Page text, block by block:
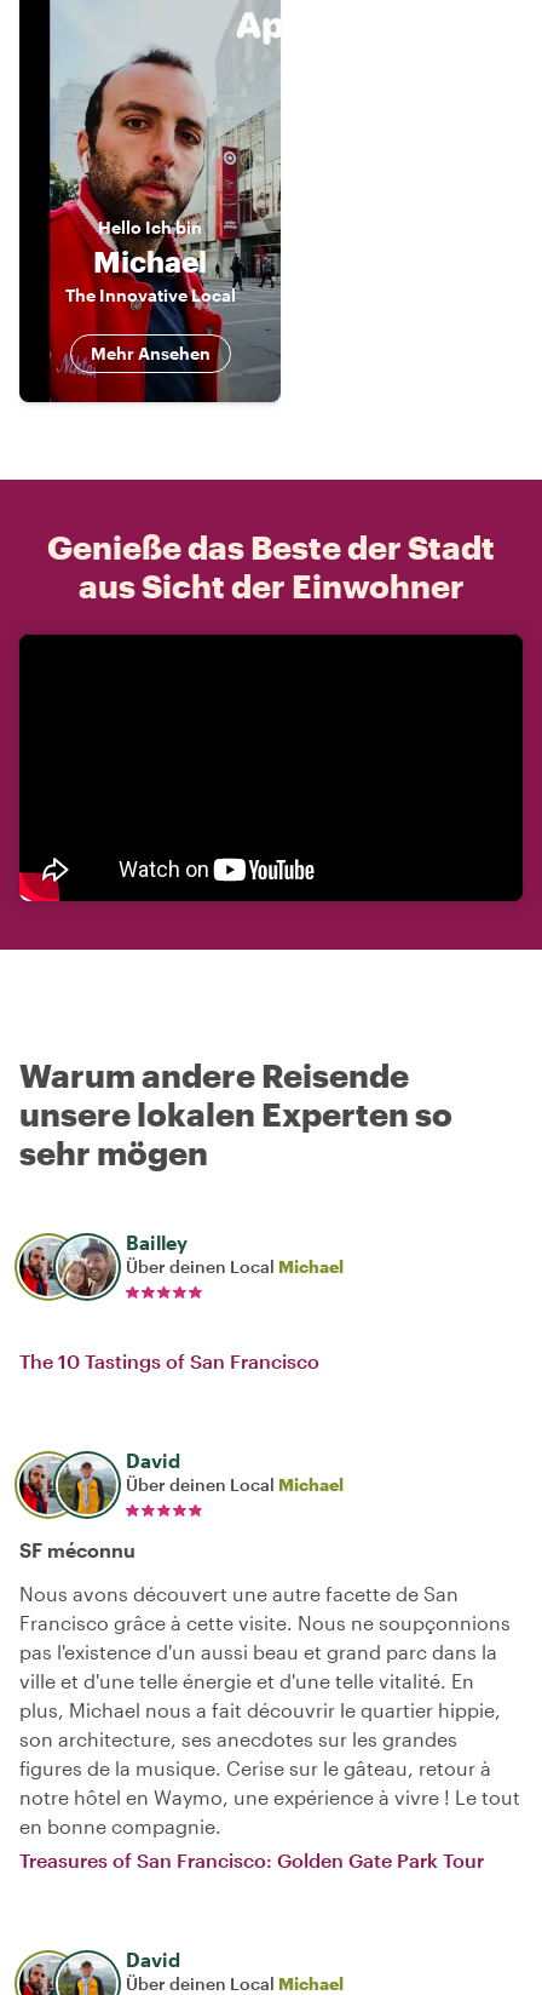
HelloIch bin
Michael
The Innovative Local
Mehr Ansehen
Genieße das Beste der Stadt
aus Sicht der Einwohner
Warum andere Reisende
unsere lokalen Experten so
sehr mögen
Bailley
Über deinen Local Michael
The 10 Tastings of San Francisco
David
Über deinen Local Michael
SF méconnu
Nous avons découvert une autre facette de San
Francisco grâce à cette visite. Nous ne soupçonnions
pas l'existence d'un aussi beau et grand parc dans la
ville et d'une telle énergie et d'une telle vitalité. En
plus, Michael nous a fait découvrir le quartier hippie,
son architecture, ses anecdotes sur les grandes
figures de la musique. Cerise sur le gâteau, retour à
notre hôtel en Waymo, une expérience à vivre ! Le tout
en bonne compagnie.
Treasures of San Francisco: Golden Gate Park Tour
David
Über deinen Local Michael